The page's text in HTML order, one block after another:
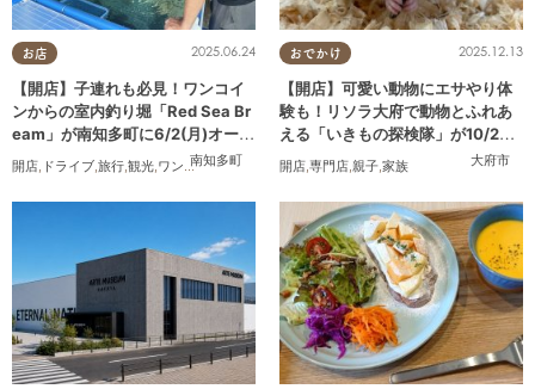
お店
南知多町
2025.06.24
【開店】子連れも必見！ワンコイ
ンからの室内釣り堀「Red Sea Br
eam」が南知多町に6/2(月)オープ
ン
開店, ドライブ,旅行,観光,ワンコイン
おでかけ
大府市
2025.12.13
【開店】可愛い動物にエサやり体
験も！リソラ大府で動物とふれあ
える「いきもの探検隊」が10/24
(金)オープン
開店,専門店,親子,家族